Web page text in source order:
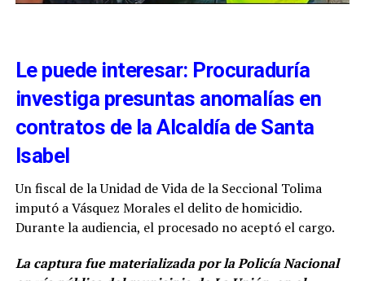
Le puede interesar: Procuraduría
investiga presuntas anomalías en
contratos de la Alcaldía de Santa
Isabel
Un fiscal de la Unidad de Vida de la Seccional Tolima
imputó a Vásquez Morales el delito de homicidio.
Durante la audiencia, el procesado no aceptó el cargo.
La captura fue materializada por la Policía Nacional